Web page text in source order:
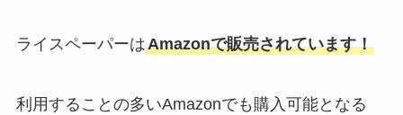
ライスペーパーはAmazonで販売されています！
利用することの多いAmazonでも購入可能となる